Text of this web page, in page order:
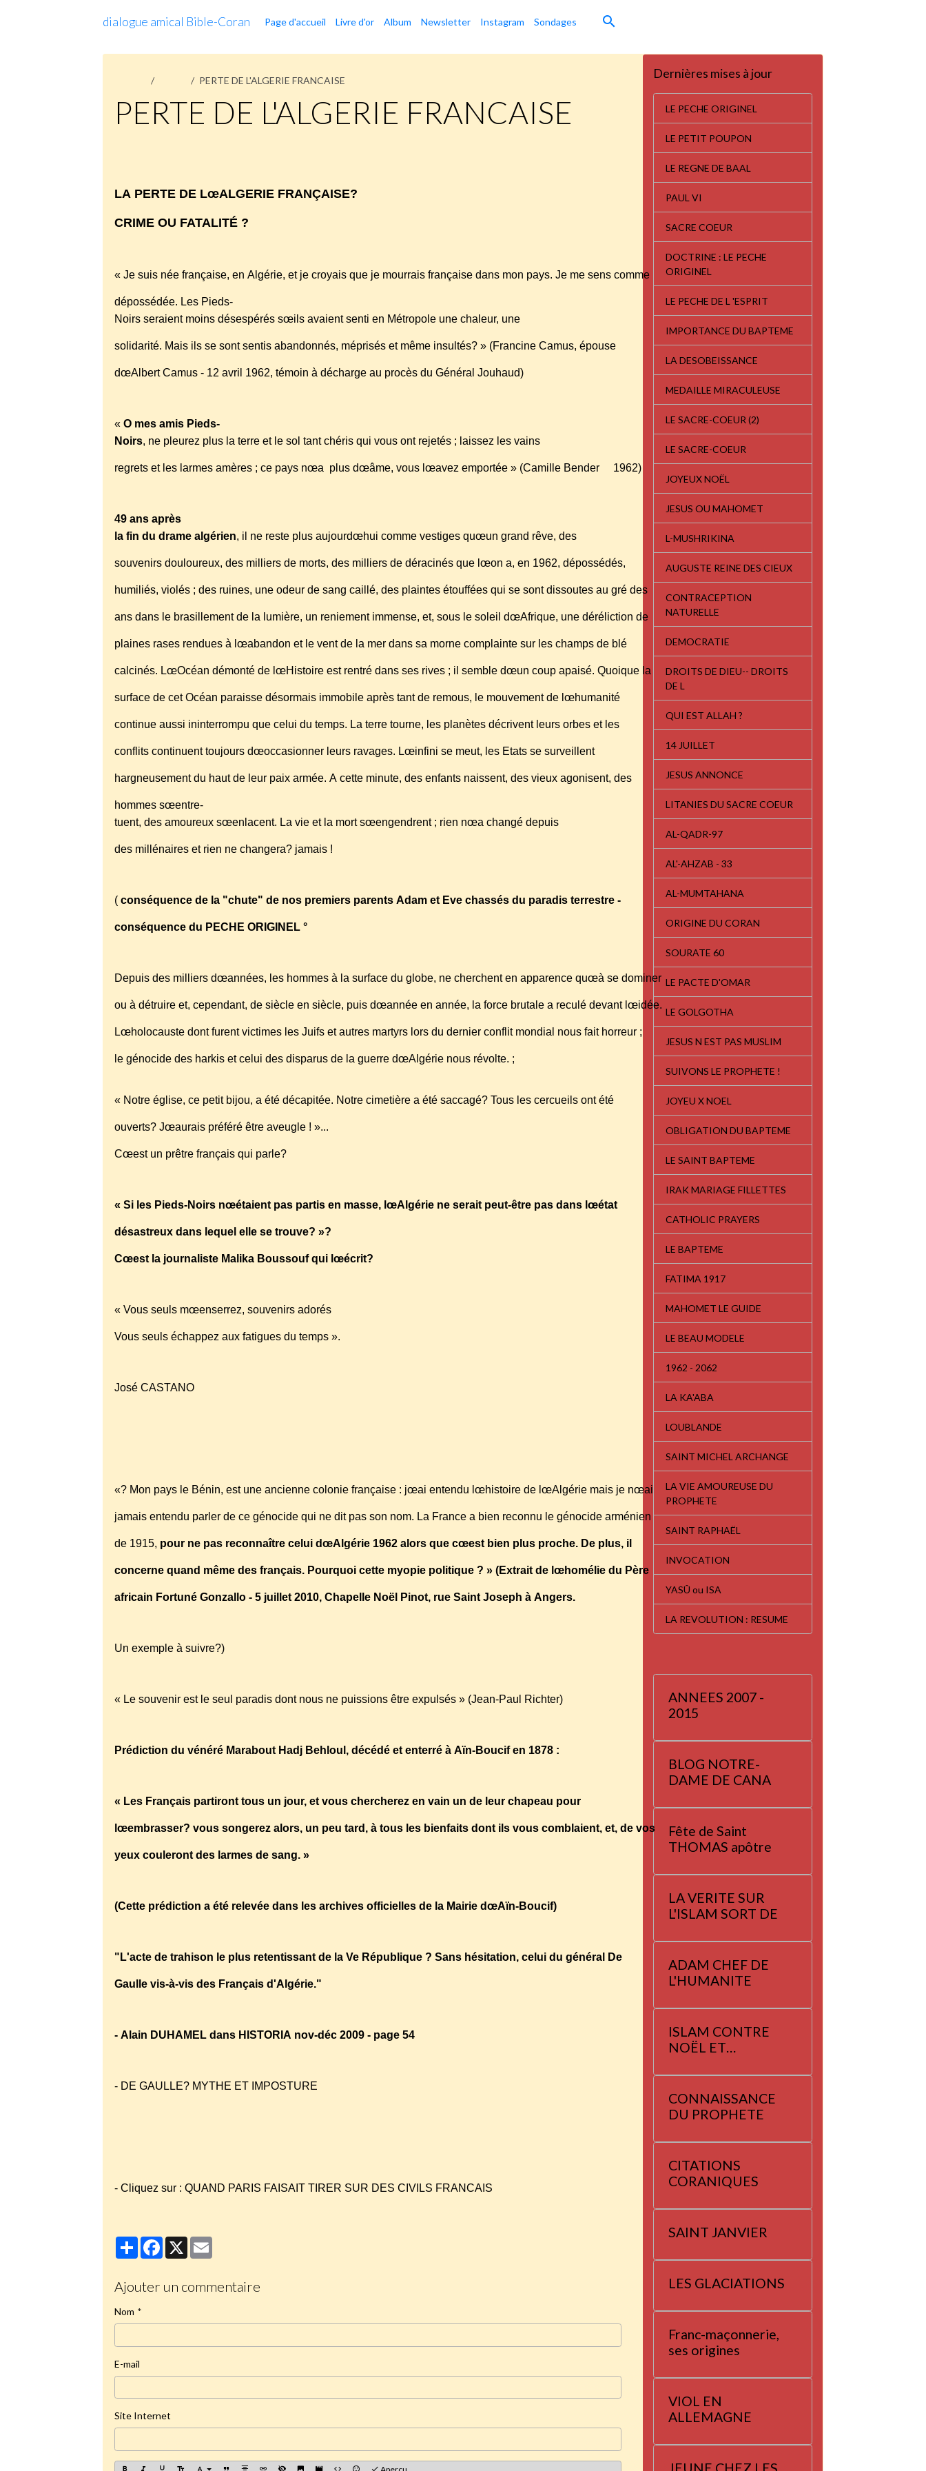
dialogue amical Bible-Coran Page d'accueil Livre d'or Album Newsletter Instagram Sondages
PERTE DE L'ALGERIE FRANCAISE
PERTE DE L'ALGERIE FRANCAISE
LA PERTE DE LœALGERIE FRANÇAISE?
CRIME OU FATALITÉ ?
« Je suis née française, en Algérie, et je croyais que je mourrais française dans mon pays. Je me sens comme
dépossédée. Les Pieds-
Noirs seraient moins désespérés sœils avaient senti en Métropole une chaleur, une
solidarité. Mais ils se sont sentis abandonnés, méprisés et même insultés? » (Francine Camus, épouse
dœAlbert Camus - 12 avril 1962, témoin à décharge au procès du Général Jouhaud)
« O mes amis Pieds-
Noirs, ne pleurez plus la terre et le sol tant chéris qui vous ont rejetés ; laissez les vains
regrets et les larmes amères ; ce pays nœa plus dœâme, vous lœavez emportée » (Camille Bender 1962)
49 ans après
la fin du drame algérien, il ne reste plus aujourdœhui comme vestiges quœun grand rêve, des
souvenirs douloureux, des milliers de morts, des milliers de déracinés que lœon a, en 1962, dépossédés,
humiliés, violés ; des ruines, une odeur de sang caillé, des plaintes étouffées qui se sont dissoutes au gré des
ans dans le brasillement de la lumière, un reniement immense, et, sous le soleil dœAfrique, une déréliction de
plaines rases rendues à lœabandon et le vent de la mer dans sa morne complainte sur les champs de blé
calcinés. LœOcéan démonté de lœHistoire est rentré dans ses rives ; il semble dœun coup apaisé. Quoique la
surface de cet Océan paraisse désormais immobile après tant de remous, le mouvement de lœhumanité
continue aussi ininterrompu que celui du temps. La terre tourne, les planètes décrivent leurs orbes et les
conflits continuent toujours dœoccasionner leurs ravages. Lœinfini se meut, les Etats se surveillent
hargneusement du haut de leur paix armée. A cette minute, des enfants naissent, des vieux agonisent, des
hommes sœentre-
tuent, des amoureux sœenlacent. La vie et la mort sœengendrent ; rien nœa changé depuis
des millénaires et rien ne changera? jamais !
( conséquence de la "chute" de nos premiers parents Adam et Eve chassés du paradis terrestre -
conséquence du PECHE ORIGINEL °
Depuis des milliers dœannées, les hommes à la surface du globe, ne cherchent en apparence quœà se dominer
ou à détruire et, cependant, de siècle en siècle, puis dœannée en année, la force brutale a reculé devant lœidée.
Lœholocauste dont furent victimes les Juifs et autres martyrs lors du dernier conflit mondial nous fait horreur ;
le génocide des harkis et celui des disparus de la guerre dœAlgérie nous révolte. ;
« Notre église, ce petit bijou, a été décapitée. Notre cimetière a été saccagé? Tous les cercueils ont été
ouverts? Jœaurais préféré être aveugle ! »...
Cœest un prêtre français qui parle?
« Si les Pieds-Noirs nœétaient pas partis en masse, lœAlgérie ne serait peut-être pas dans lœétat
désastreux dans lequel elle se trouve? »?
Cœest la journaliste Malika Boussouf qui lœécrit?
« Vous seuls mœenserrez, souvenirs adorés
Vous seuls échappez aux fatigues du temps ».
José CASTANO
«? Mon pays le Bénin, est une ancienne colonie française : jœai entendu lœhistoire de lœAlgérie mais je nœai
jamais entendu parler de ce génocide qui ne dit pas son nom. La France a bien reconnu le génocide arménien
de 1915, pour ne pas reconnaître celui dœAlgérie 1962 alors que cœest bien plus proche. De plus, il
concerne quand même des français. Pourquoi cette myopie politique ? » (Extrait de lœhomélie du Père
africain Fortuné Gonzallo - 5 juillet 2010, Chapelle Noël Pinot, rue Saint Joseph à Angers.
Un exemple à suivre?)
« Le souvenir est le seul paradis dont nous ne puissions être expulsés » (Jean-Paul Richter)
Prédiction du vénéré Marabout Hadj Behloul, décédé et enterré à Aïn-Boucif en 1878 :
« Les Français partiront tous un jour, et vous chercherez en vain un de leur chapeau pour
lœembrasser? vous songerez alors, un peu tard, à tous les bienfaits dont ils vous comblaient, et, de vos
yeux couleront des larmes de sang. »
(Cette prédiction a été relevée dans les archives officielles de la Mairie dœAïn-Boucif)
"L'acte de trahison le plus retentissant de la Ve République ? Sans hésitation, celui du général De
Gaulle vis-à-vis des Français d'Algérie."
- Alain DUHAMEL dans HISTORIA nov-déc 2009 - page 54
- DE GAULLE? MYTHE ET IMPOSTURE
- Cliquez sur : QUAND PARIS FAISAIT TIRER SUR DES CIVILS FRANCAIS
PartagerFacebook
X
Ajouter un commentaire
Nom
E-mail
Site Internet
Dernières mises à jour
LE PECHE ORIGINEL
LE PETIT POUPON
LE REGNE DE BAAL
PAUL VI
SACRE COEUR
DOCTRINE : LE PECHE
ORIGINEL
LE PECHE DE L 'ESPRIT
IMPORTANCE DU BAPTEME
LA DESOBEISSANCE
MEDAILLE MIRACULEUSE
LE SACRE-COEUR (2)
LE SACRE-COEUR
JOYEUX NOËL
JESUS OU MAHOMET
L-MUSHRIKINA
AUGUSTE REINE DES CIEUX
CONTRACEPTION
NATURELLE
DEMOCRATIE
DROITS DE DIEU-- DROITS
DE L
QUI EST ALLAH ?
14 JUILLET
JESUS ANNONCE
LITANIES DU SACRE COEUR
AL-QADR-97
AL'-AHZAB - 33
AL-MUMTAHANA
ORIGINE DU CORAN
SOURATE 60
LE PACTE D'OMAR
LE GOLGOTHA
JESUS N EST PAS MUSLIM
SUIVONS LE PROPHETE !
JOYEU X NOEL
OBLIGATION DU BAPTEME
LE SAINT BAPTEME
IRAK MARIAGE FILLETTES
CATHOLIC PRAYERS
LE BAPTEME
FATIMA 1917
MAHOMET LE GUIDE
LE BEAU MODELE
1962 - 2062
LA KA'ABA
LOUBLANDE
SAINT MICHEL ARCHANGE
LA VIE AMOUREUSE DU
PROPHETE
SAINT RAPHAËL
INVOCATION
YASÛ ou ISA
LA REVOLUTION : RESUME
ANNEES 2007 -
2015
BLOG NOTRE-
DAME DE CANA
Fête de Saint
THOMAS apôtre
LA VERITE SUR
L'ISLAM SORT DE
ADAM CHEF DE
L'HUMANITE
ISLAM CONTRE
NOËL ET
CONNAISSANCE
DU PROPHETE
CITATIONS
CORANIQUES
SAINT JANVIER
LES GLACIATIONS
Franc-maçonnerie,
ses origines
VIOL EN
ALLEMAGNE